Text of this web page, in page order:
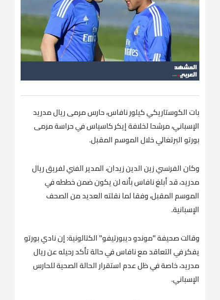
بات الكوستاريكي كيلور نافاس، حارس مرمى ريال مدريد
الإسباني، مرشحا لخلافة إيكر كاسياس في حراسة مرمى
بورتو البرتغالي خلال الموسم المقبل.
وكان الفرنسي زين الدين زيدان، المدير الفني لفريق ريال
مدريد، قد أبلغ نافاس بأنه لن يكون ضمن خططه في
الموسم المقبل، وفقا لما نقلته العديد من الصحف
الإسبانية.
وقالت صحيفة "موندو ديبورتيفو" الكتالونية: إن نادي بورتو
يفكر في التعاقد مع نافاس في حالة تأكد رحيله عن ريال
مدريد، خاصة في ظل عدم استقرار الحالة الصحية للحارس
الإسباني.